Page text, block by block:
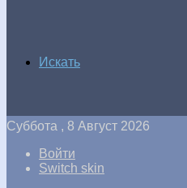
Искать
Суббота , 8 Август 2026
Войти
Switch skin